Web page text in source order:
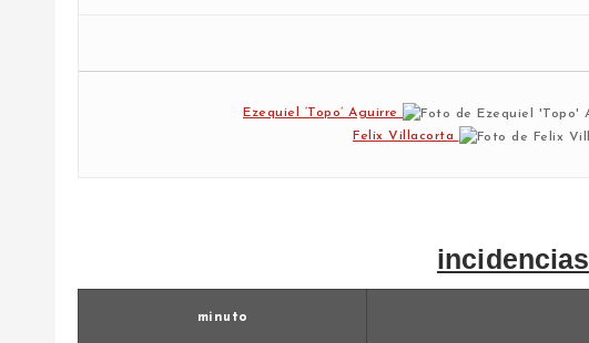
Ezequiel ‘Topo’ Aguirre
Felix Villacorta
incidencias
minuto